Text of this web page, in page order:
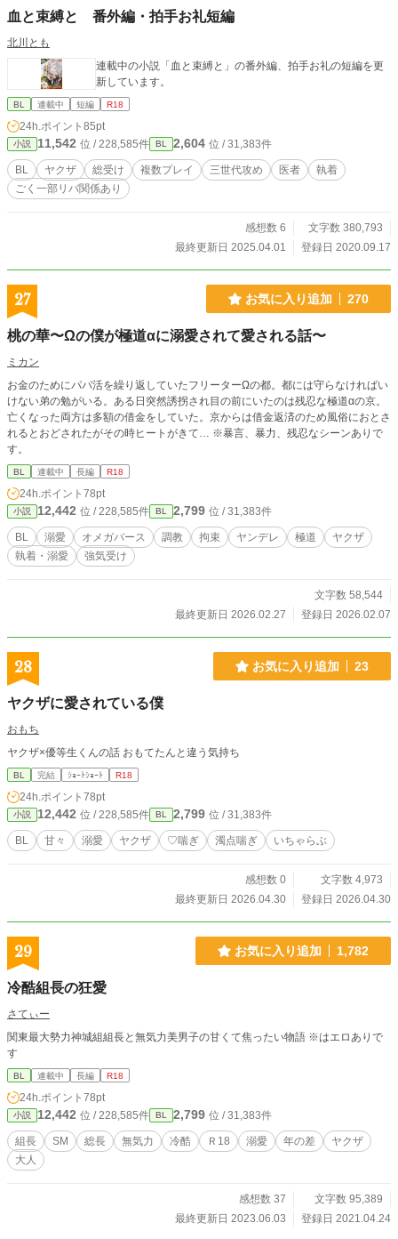
い。 冷たい気高さを纏った執着と狂気は、甘いのだろうか。
じわじわと、凛とした執愛に溶けていく。
血と束縛と 番外編・拍手お礼短編
北川とも
連載中の小説「血と束縛と」の番外編、拍手お礼の短編を更
新しています。
BL 連載中 短編 R18
24h.ポイント 85pt
小説 11,542 位 / 228,585件 BL 2,604 位 / 31,383件
BL ヤクザ 総受け 複数プレイ 三世代攻め 医者
執着
ごく一部リバ関係あり
感想数 6
文字数 380,793
最終更新日 2025.04.01
登録日 2020.09.17
27 お気に入り追加 270
桃の華〜Ωの僕が極道αに溺愛されて愛される話〜
ミカン
お金のためにパパ活を繰り返していたフリーターΩの都。都には守らなければい
けない弟の勉がいる。ある日突然誘拐され目の前にいたのは残忍な極道αの京。
亡くなった両方は多額の借金をしていた。京からは借金返済のため風俗におとさ
れるとおどされたがその時ヒートがきて… ※暴言、暴力、残忍なシーンありで
す。
BL 連載中 長編 R18
24h.ポイント 78pt
小説 12,442 位 / 228,585件 BL 2,799 位 / 31,383件
BL 溺愛 オメガバース 調教 拘束 ヤンデレ 極道
ヤクザ
執着・溺愛
強気受け
文字数 58,544
最終更新日 2026.02.27
登録日 2026.02.07
28 お気に入り追加 23
ヤクザに愛されている僕
おもち
ヤクザ×優等生くんの話 おもてたんと違う気持ち
BL 完結 ｼｮｰﾄｼｮｰﾄ R18
24h.ポイント 78pt
小説 12,442 位 / 228,585件 BL 2,799 位 / 31,383件
BL 甘々 溺愛 ヤクザ ♡喘ぎ 濁点喘ぎ いちゃらぶ
感想数 0
文字数 4,973
最終更新日 2026.04.30
登録日 2026.04.30
29 お気に入り追加 1,782
冷酷組長の狂愛
さてぃー
関東最大勢力神城組組長と無気力美男子の甘くて焦ったい物語 ※はエロありで
す
BL 連載中 長編 R18
24h.ポイント 78pt
小説 12,442 位 / 228,585件 BL 2,799 位 / 31,383件
組長 SM 総長 無気力 冷酷 Ｒ18 溺愛 年の差
ヤクザ
大人
感想数 37
文字数 95,389
最終更新日 2023.06.03
登録日 2021.04.24